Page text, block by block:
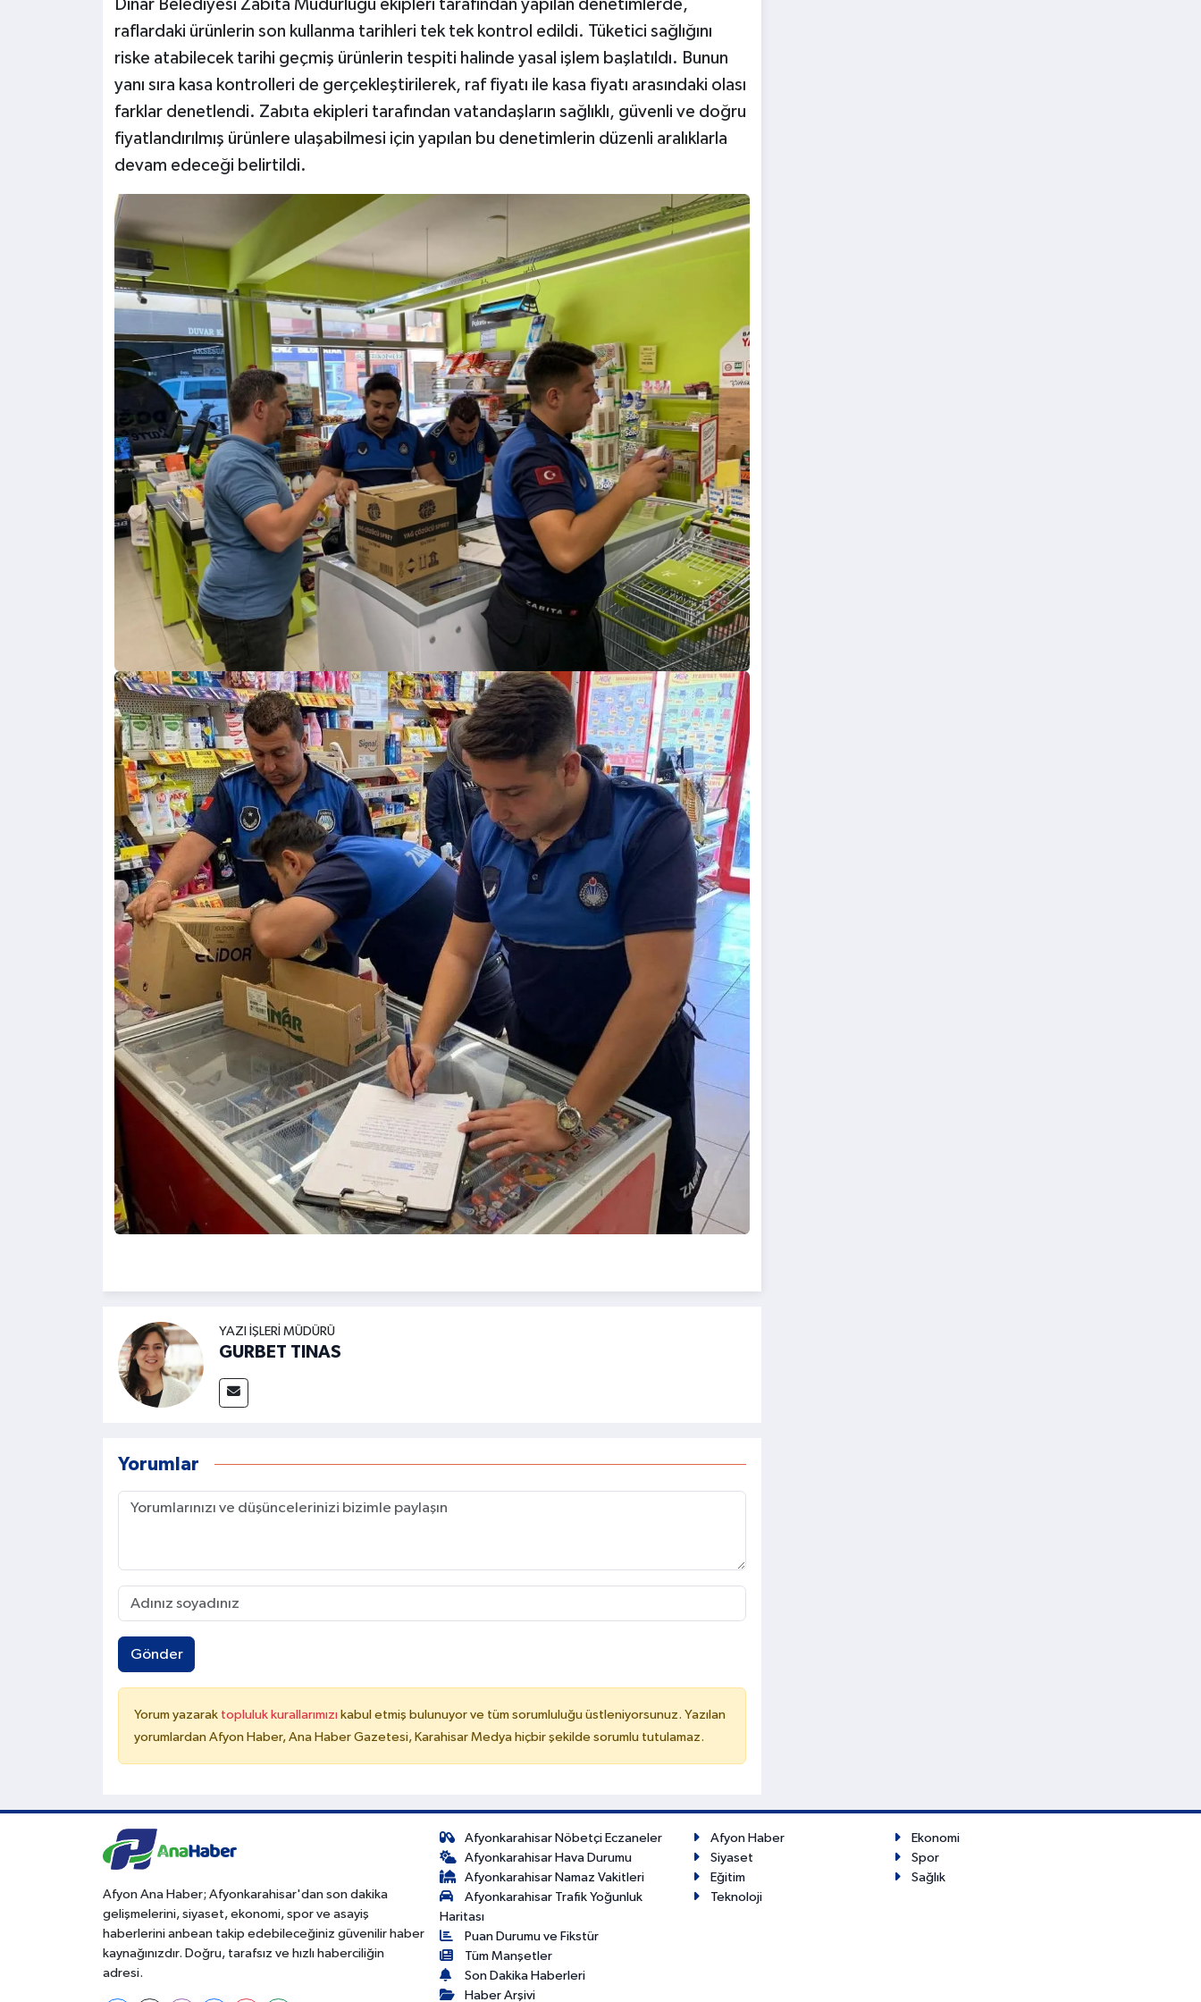
Dinar Belediyesi Zabıta Müdürlüğü ekipleri tarafından yapılan denetimlerde,
raflardaki ürünlerin son kullanma tarihleri tek tek kontrol edildi. Tüketici sağlığını
riske atabilecek tarihi geçmiş ürünlerin tespiti halinde yasal işlem başlatıldı. Bunun
yanı sıra kasa kontrolleri de gerçekleştirilerek, raf fiyatı ile kasa fiyatı arasındaki olası
farklar denetlendi. Zabıta ekipleri tarafından vatandaşların sağlıklı, güvenli ve doğru
fiyatlandırılmış ürünlere ulaşabilmesi için yapılan bu denetimlerin düzenli aralıklarla
devam edeceği belirtildi.
YAZI İŞLERI MÜDÜRÜ
GURBET TINAS
Yorumlar
Gönder
Yorum yazarak topluluk kurallarımızı kabul etmiş bulunuyor ve tüm sorumluluğu üstleniyorsunuz. Yazılan
yorumlardan Afyon Haber, Ana Haber Gazetesi, Karahisar Medya hiçbir şekilde sorumlu tutulamaz.
Afyon Ana Haber; Afyonkarahisar'dan son dakika
gelişmelerini, siyaset, ekonomi, spor ve asayiş
haberlerini anbean takip edebileceğiniz güvenilir haber
kaynağınızdır. Doğru, tarafsız ve hızlı haberciliğin
adresi.
Afyonkarahisar Nöbetçi Eczaneler
Afyonkarahisar Hava Durumu
Afyonkarahisar Namaz Vakitleri
Afyonkarahisar Trafik Yoğunluk
Haritası
Puan Durumu ve Fikstür
Tüm Manşetler
Son Dakika Haberleri
Haber Arşivi
Afyon Haber
Ekonomi
Siyaset
Spor
Eğitim
Sağlık
Teknoloji